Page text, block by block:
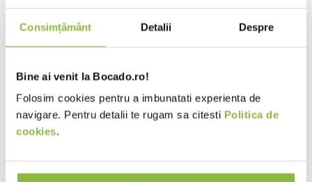
Consimțământ Detalii Despre
Bine ai venit la Bocado.ro!
Folosim cookies pentru a imbunatati experienta de
navigare. Pentru detalii te rugam sa citesti Politica de
cookies.
Croissant cu 15% unt si fistic
90g
BK191 La Lorraine